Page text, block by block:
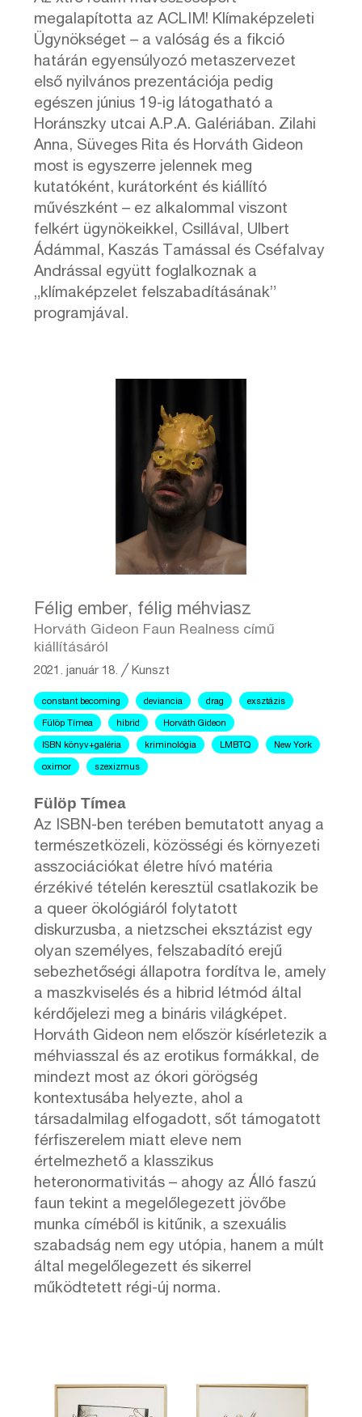
megalapította az ACLIM! Klímaképzeleti
Ügynökséget – a valóság és a fikció
határán egyensúlyozó metaszervezet
első nyilvános prezentációja pedig
egészen június 19-ig látogatható a
Horánszky utcai A.P.A. Galériában. Zilahi
Anna, Süveges Rita és Horváth Gideon
most is egyszerre jelennek meg
kutatóként, kurátorként és kiállító
művészként – ez alkalommal viszont
felkért ügynökeikkel, Csillával, Ulbert
Ádámmal, Kaszás Tamással és Cséfalvay
Andrással együtt foglalkoznak a
„klímaképzelet felszabadításának”
programjával.
Félig ember, félig méhviasz
Horváth Gideon Faun Realness című
kiállításáról
2021. január 18. ╱Kunszt
constant becoming deviancia drag exsztázis
Fülöp Tímea hibrid Horváth Gideon
ISBN könyv+galéria kriminológia LMBTQ New York
oximor szexizmus
Fülöp Tímea
Az ISBN-ben terében bemutatott anyag a
természetközeli, közösségi és környezeti
asszociációkat életre hívó matéria
érzékivé tételén keresztül csatlakozik be
a queer ökológiáról folytatott
diskurzusba, a nietzschei eksztázist egy
olyan személyes, felszabadító erejű
sebezhetőségi állapotra fordítva le, amely
a maszkviselés és a hibrid létmód által
kérdőjelezi meg a bináris világképet.
Horváth Gideon nem először kísérletezik a
méhviasszal és az erotikus formákkal, de
mindezt most az ókori görögség
kontextusába helyezte, ahol a
társadalmilag elfogadott, sőt támogatott
férfiszerelem miatt eleve nem
értelmezhető a klasszikus
heteronormativitás – ahogy az Álló faszú
faun tekint a megelőlegezett jövőbe
munka címéből is kitűnik, a szexuális
szabadság nem egy utópia, hanem a múlt
által megelőlegezett és sikerrel
működtetett régi-új norma.